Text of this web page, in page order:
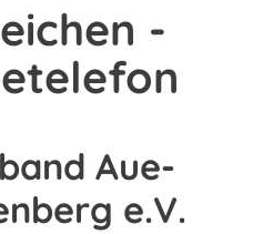
-
Aue-
e.V.